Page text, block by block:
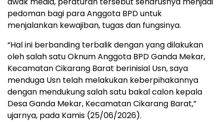
pedoman bagi para Anggota BPD untuk
menjalankan kewajiban, tugas dan fungsinya.
“Hal ini berbanding terbalik dengan yang dilakukan
oleh salah satu Oknum Anggota BPD Ganda Mekar,
Kecamatan Cikarang Barat berinisial Usn, saya
menduga Usn telah melakukan keberpihakannya
dengan mendukung salah satu bakal calon kepala
Desa Ganda Mekar, Kecamatan Cikarang Barat,”
ujarnya, pada Kamis (25/06/2026).